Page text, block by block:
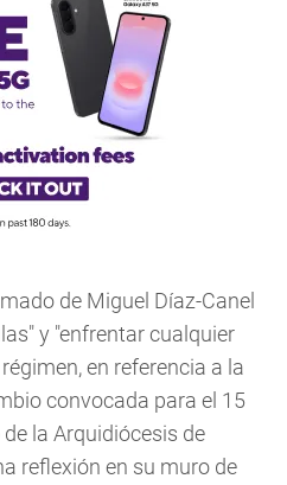
de Miguel Díaz-Canel
y "enfrentar cualquier
en referencia a la
convocada para el 15
la Arquidiócesis de
reflexión en su muro de